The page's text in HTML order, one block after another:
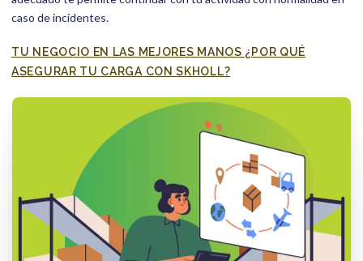
caso de incidentes.
TU NEGOCIO EN LAS MEJORES MANOS ¿POR QUÉ
ASEGURAR TU CARGA CON SKHOLL?